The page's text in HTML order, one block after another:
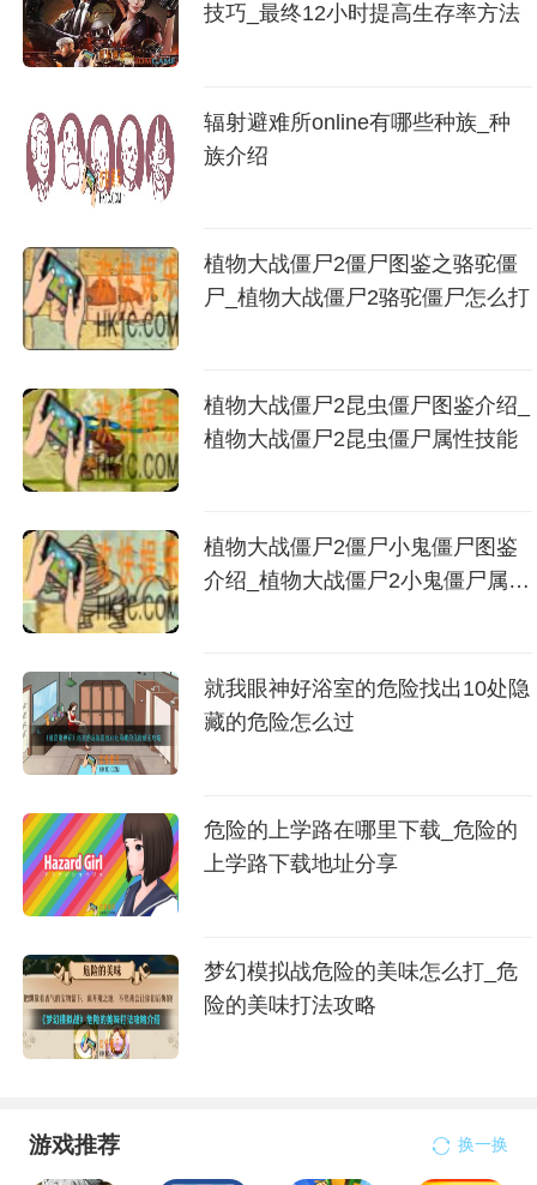
技巧_最终12小时提高生存率方法
辐射避难所online有哪些种族_种
族介绍
植物大战僵尸2僵尸图鉴之骆驼僵
尸_植物大战僵尸2骆驼僵尸怎么打
植物大战僵尸2昆虫僵尸图鉴介绍_
植物大战僵尸2昆虫僵尸属性技能
植物大战僵尸2僵尸小鬼僵尸图鉴
介绍_植物大战僵尸2小鬼僵尸属性
就我眼神好浴室的危险找出10处隐
藏的危险怎么过
危险的上学路在哪里下载_危险的
上学路下载地址分享
梦幻模拟战危险的美味怎么打_危
险的美味打法攻略
游戏推荐 换一换